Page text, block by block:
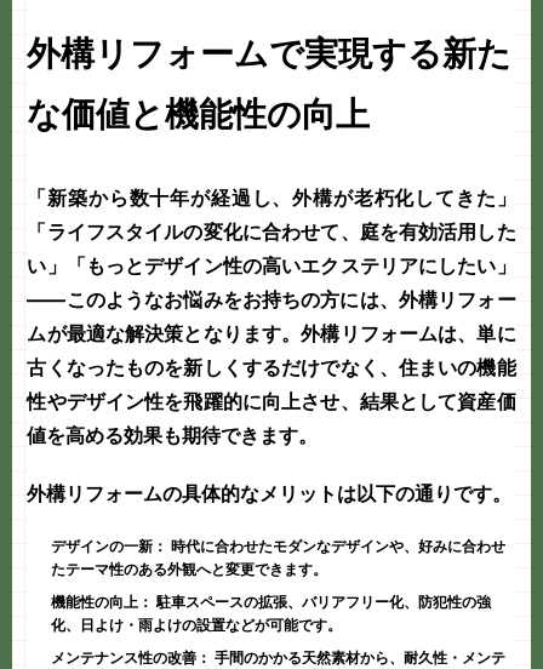
外構リフォームで実現する新た
な価値と機能性の向上
「新築から数十年が経過し、外構が老朽化してきた」
「ライフスタイルの変化に合わせて、庭を有効活用した
い」「もっとデザイン性の高いエクステリアにしたい」
――このようなお悩みをお持ちの方には、 外構リフォー
ムが最適な解決策となります。外構リフォームは、単に
古くなったものを新しくするだけでなく、住まいの機能
性やデザイン性を飛躍的に向上させ、結果として資産価
値を高める効果も期待できます。
外構リフォームの具体的なメリットは以下の通りです。
デザインの一新： 時代に合わせたモダンなデザインや、好みに合わせ
たテーマ性のある外観へと変更できます。
機能性の向上： 駐車スペースの拡張、バリアフリー化、防犯性の強
化、日よけ・雨よけの設置などが可能です。
メンテナンス性の改善： 手間のかかる天然素材から、耐久性・メンテ